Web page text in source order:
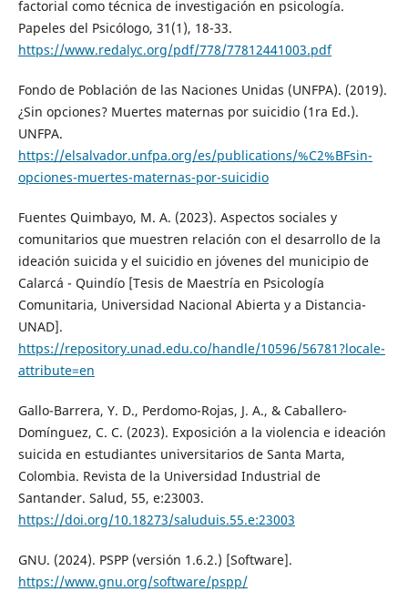
factorial como técnica de investigación en psicología.
Papeles del Psicólogo, 31(1), 18-33.
https://www.redalyc.org/pdf/778/77812441003.pdf
Fondo de Población de las Naciones Unidas (UNFPA). (2019).
¿Sin opciones? Muertes maternas por suicidio (1ra Ed.).
UNFPA.
https://elsalvador.unfpa.org/es/publications/%C2%BFsin-
opciones-muertes-maternas-por-suicidio
Fuentes Quimbayo, M. A. (2023). Aspectos sociales y
comunitarios que muestren relación con el desarrollo de la
ideación suicida y el suicidio en jóvenes del municipio de
Calarcá - Quindío [Tesis de Maestría en Psicología
Comunitaria, Universidad Nacional Abierta y a Distancia-
UNAD].
https://repository.unad.edu.co/handle/10596/56781?locale-
attribute=en
Gallo-Barrera, Y. D., Perdomo-Rojas, J. A., & Caballero-
Domínguez, C. C. (2023). Exposición a la violencia e ideación
suicida en estudiantes universitarios de Santa Marta,
Colombia. Revista de la Universidad Industrial de
Santander. Salud, 55, e:23003.
https://doi.org/10.18273/saluduis.55.e:23003
GNU. (2024). PSPP (versión 1.6.2.) [Software].
https://www.gnu.org/software/pspp/